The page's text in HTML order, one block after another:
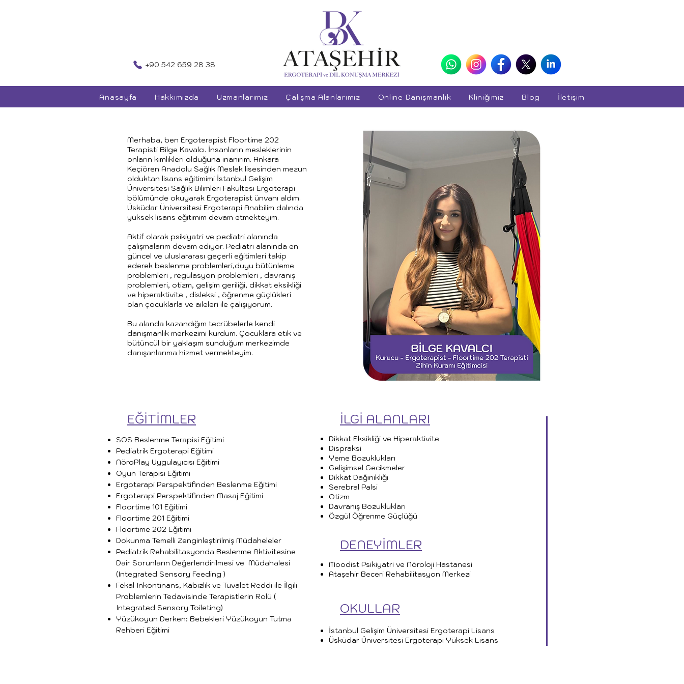
+90 542 659 28 38
Anasayfa Hakkımızda Uzmanlarımız Çalışma Alanlarımız Online Danışmanlık Kliniğimiz Blog İletişim
Merhaba, ben Ergoterapist Floortime 202
Terapisti Bilge Kavalcı. İnsanların mesleklerinin
onların kimlikleri olduğuna inanırım. Ankara
Keçiören Anadolu Sağlık Meslek lisesinden mezun
olduktan lisans eğitimimi İstanbul Gelişim
Üniversitesi Sağlık Bilimleri Fakültesi Ergoterapi
bölümünde okuyarak Ergoterapist ünvanı aldım.
Üsküdar Üniversitesi Ergoterapi Anabilim dalında
yüksek lisans eğitimim devam etmekteyim.
Aktif olarak psikiyatri ve pediatri alanında
çalışmalarım devam ediyor. Pediatri alanında en
güncel ve uluslararası geçerli eğitimleri takip
ederek beslenme problemleri,duyu bütünleme
problemleri , regülasyon problemleri , davranış
problemleri, otizm, gelişim geriliği, dikkat eksikliği
ve hiperaktivite , disleksi , öğrenme güçlükleri
olan çocuklarla ve aileleri ile çalışıyorum.
Bu alanda kazandığım tecrübelerle kendi
danışmanlık merkezimi kurdum. Çocuklara etik ve
bütüncül bir yaklaşım sunduğum merkezimde
danışanlarıma hizmet vermekteyim.
EĞİTİMLER
SOS Beslenme Terapisi Eğitimi
Pediatrik Ergoterapi Eğitimi
NöroPlay Uygulayıcısı Eğitimi
Oyun Terapisi Eğitimi
Ergoterapi Perspektifinden Beslenme Eğitimi
Ergoterapi Perspektifinden Masaj Eğitimi
Floortime 101 Eğitimi
Floortime 201 Eğitimi
Floortime 202 Eğitimi
Dokunma Temelli Zenginleştirilmiş Müdaheleler
Pediatrik Rehabilitasyonda Beslenme Aktivitesine
Dair Sorunların Değerlendirilmesi ve Müdahalesi
(Integrated Sensory Feeding )
Fekal Inkontinans, Kabızlık ve Tuvalet Reddi ile İlgili
Problemlerin Tedavisinde Terapistlerin Rolü (
Integrated Sensory Toileting)
Yüzükoyun Derken: Bebekleri Yüzükoyun Tutma
Rehberi Eğitimi
İLGİ ALANLARI
Dikkat Eksikliği ve Hiperaktivite
Dispraksi
Yeme Bozuklukları
Gelişimsel Gecikmeler
Dikkat Dağınıklığı
Serebral Palsi
Otizm
Davranış Bozuklukları
Özgül Öğrenme Güçlüğü
DENEYİMLER
Moodist Psikiyatri ve Nöroloji Hastanesi
Ataşehir Beceri Rehabilitasyon Merkezi
OKULLAR
İstanbul Gelişim Üniversitesi Ergoterapi Lisans
Üsküdar Üniversitesi Ergoterapi Yüksek Lisans